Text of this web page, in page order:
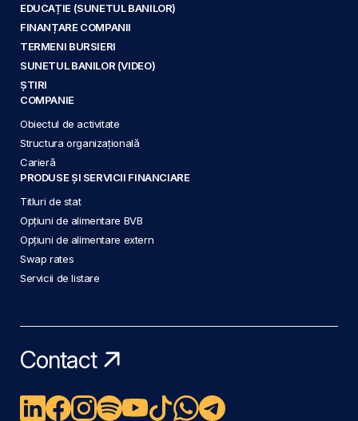
EDUCAȚIE (SUNETUL BANILOR)
FINANȚARE COMPANII
TERMENI BURSIERI
SUNETUL BANILOR (VIDEO)
ȘTIRI
COMPANIE
Obiectul de activitate
Structura organizațională
Carieră
PRODUSE ȘI SERVICII FINANCIARE
Titluri de stat
Opțiuni de alimentare BVB
Opțiuni de alimentare extern
Swap rates
Servicii de listare
Contact